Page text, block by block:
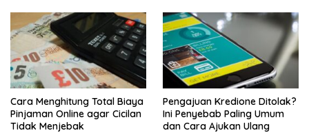
Cara Menghitung Total Biaya
Pinjaman Online agar Cicilan
Tidak Menjebak
Pengajuan Kredione Ditolak?
Ini Penyebab Paling Umum
dan Cara Ajukan Ulang